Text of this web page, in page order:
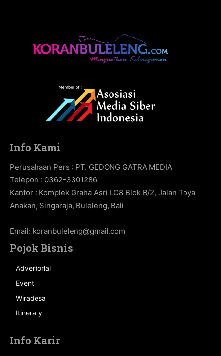
Info Kami
Perusahaan Pers : PT. GEDONG GATRA MEDIA
Telepon : 0362-3301286
Kantor : Komplek Graha Asri LC8 Blok B/2, Jalan Toya
Anakan, Singaraja, Buleleng, Bali
Email: koranbuleleng@gmail.com
Pojok Bisnis
Advertorial
Event
Wiradesa
Itinerary
Info Karir